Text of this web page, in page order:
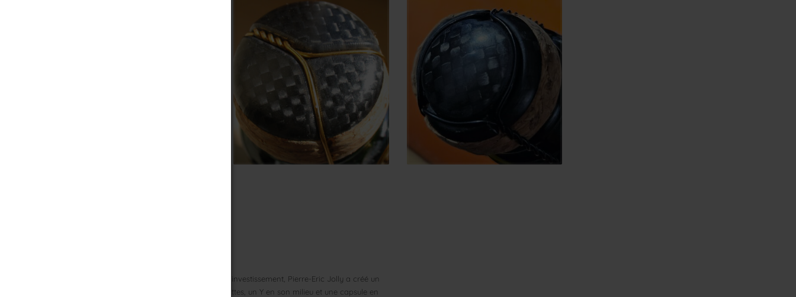
: Après des années de travail et d’investissement, Pierre-Eric Jolly a créé un
nouveau système de muselet breveté. Avec 3 pattes, un Y en son milieu et une capsule en